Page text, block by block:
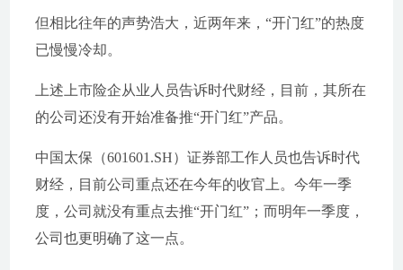
但相比往年的声势浩大，近两年来，“开门红”的热度
已慢慢冷却。
上述上市险企从业人员告诉时代财经，目前，其所在
的公司还没有开始准备推“开门红”产品。
中国太保（601601.SH）证券部工作人员也告诉时代
财经，目前公司重点还在今年的收官上。今年一季
度，公司就没有重点去推“开门红”；而明年一季度，
公司也更明确了这一点。